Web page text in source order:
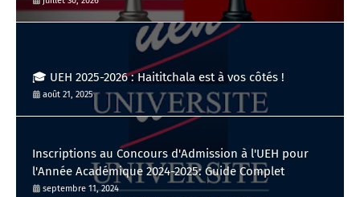
🎓 UEH 2025-2026 : Haititchala est à vos côtés !
août 21, 2025
Inscriptions au Concours d'Admission à l'UEH pour
l'Année Académique 2024-2025: Guide Complet
septembre 11, 2024